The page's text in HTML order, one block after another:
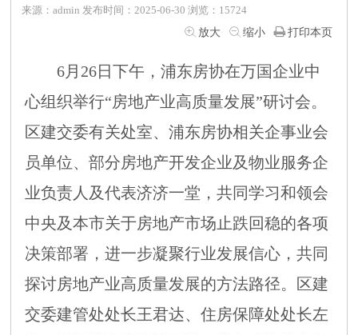
来源：admin 发布时间：2025-06-30 浏览：15724
放大
缩小 打印本页
6月26日下午，浦东房协在万国企业中
心组织举行“房地产业高质量发展”研讨会。
区建交委有关处室、浦东房协相关企事业会
员单位、部分房地产开发企业及物业服务企
业负责人及代表济济一堂，共同学习和领会
中央及本市关于房地产市场止跌回稳的各项
决策部署，进一步凝聚行业发展信心，共同
探讨房地产业高质量发展的方法路径。区建
交委建管处处长王君达、住房保障处处长左